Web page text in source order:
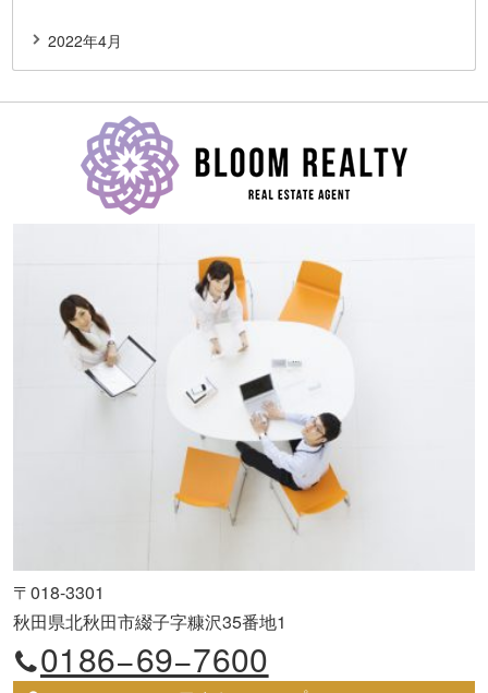
2022年4月
〒018-3301
秋田県北秋田市綴子字糠沢35番地1
0186−69−7600